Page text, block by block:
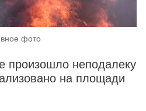
фото
произошло неподалеку
на площади